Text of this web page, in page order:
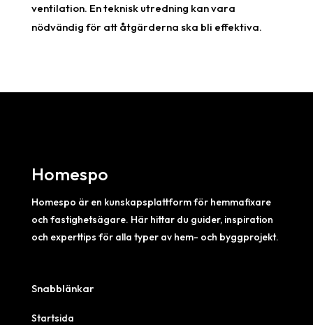
ventilation. En teknisk utredning kan vara
nödvändig för att åtgärderna ska bli effektiva.
Homespo
Homespo är en kunskapsplattform för hemmafixare
och fastighetsägare. Här hittar du guider, inspiration
och experttips för alla typer av hem- och byggprojekt.
Snabblänkar
Startsida